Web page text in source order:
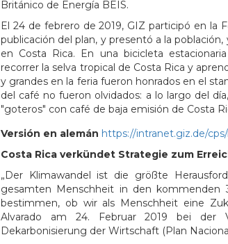
Británico de Energía BEIS.
El 24 de febrero de 2019, GIZ participó en la
publicación del plan, y presentó a la
en Costa Rica. En una bicicleta
recorrer la selva tropical de Costa Rica y
y grandes en la feria fueron honrados en el
del café no fueron olvidados: a lo largo del
"goteros" con café de baja emisión de Costa
Versión en alemán https://intranet.giz.de/
Costa Rica verkündet Strategie zum
„Der Klimawandel ist die größte
gesamten Menschheit in den kommenden
bestimmen, ob wir als Menschheit eine
Alvarado am 24. Februar 2019 bei der
Dekarbonisierung der Wirtschaft (Plan